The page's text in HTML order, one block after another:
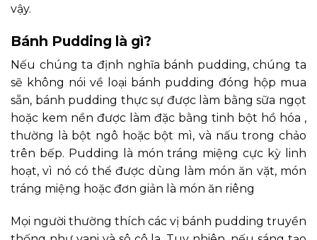
vậy.
Bánh Pudding là gì?
Nếu chúng ta định nghĩa bánh pudding, chúng ta
sẽ không nói về loại bánh pudding đóng hộp mua
sẵn, bánh pudding thực sự được làm bằng sữa ngọt
hoặc kem nền được làm đặc bằng tinh bột hồ hóa ,
thường là bột ngô hoặc bột mì, và nấu trong chảo
trên bếp. Pudding là món tráng miệng cực kỳ linh
hoạt, vì nó có thể được dùng làm món ăn vặt, món
tráng miệng hoặc đơn giản là món ăn riêng
Mọi người thường thích các vị bánh pudding truyền